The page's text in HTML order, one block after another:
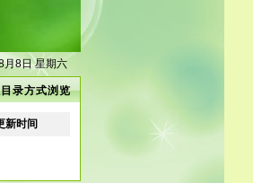
月8日 星期六
录方式浏览
新时间